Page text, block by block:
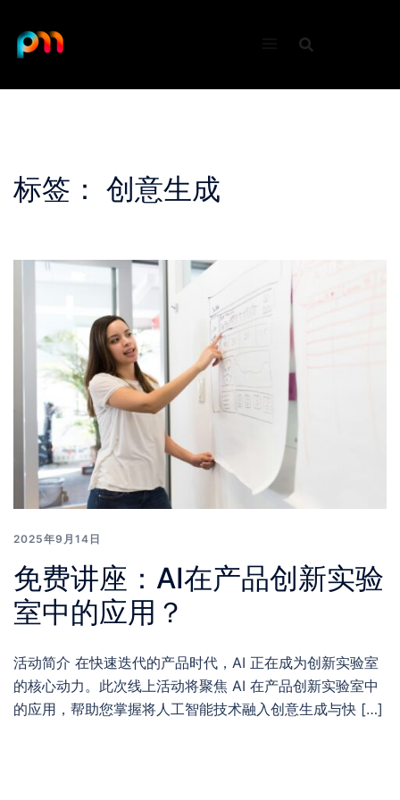
content
标签： 创意生成
2025年9月14日
免费讲座：AI在产品创新实验
室中的应用？
活动简介 在快速迭代的产品时代，AI 正在成为创新实验室
的核心动力。此次线上活动将聚焦 AI 在产品创新实验室中
的应用，帮助您掌握将人工智能技术融入创意生成与快 […]